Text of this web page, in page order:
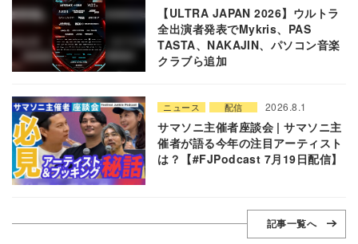
【ULTRA JAPAN 2026】ウルトラ
全出演者発表でMykris、PAS
TASTA、NAKAJIN、パソコン音楽
クラブら追加
ニュース 配信 2026.8.1
サマソニ主催者座談会 | サマソニ主
催者が語る今年の注目アーティスト
は？【#FJPodcast 7月19日配信】
記事一覧へ